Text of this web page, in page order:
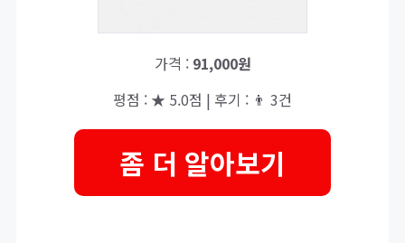
가격 : 91,000원
평점 : ★ 5.0점 | 후기 : 👨‍‍ 3건
좀 더 알아보기